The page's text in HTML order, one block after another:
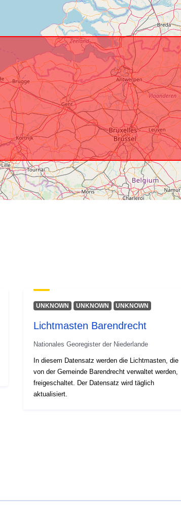
UNKNOWN UNKNOWN UNKNOWN
Lichtmasten Barendrecht
Nationales Georegister der Niederlande
In diesem Datensatz werden die Lichtmasten, die
von der Gemeinde Barendrecht verwaltet werden,
freigeschaltet. Der Datensatz wird täglich
aktualisiert.